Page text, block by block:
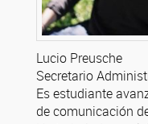
Lucio Preusche
Secretario
Es estudiante
de comunicación